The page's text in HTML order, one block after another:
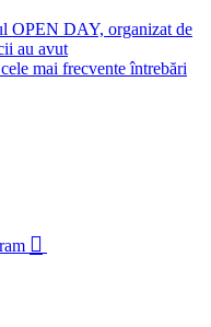
OPEN DAY, organizat de
au avut
mai frecvente întrebări